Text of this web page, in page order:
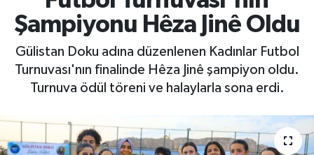
Şampiyonu Hêza Jinê Oldu
Gülistan Doku adına düzenlenen Kadınlar Futbol
Turnuvası'nın finalinde Hêza Jinê şampiyon oldu.
Turnuva ödül töreni ve halaylarla sona erdi.
DÜNYA
EĞİTİM
GÜNDEM
Süper Lig Puan Durumu ve Fikstür
Tüm Manşetler
Haber Arşivi